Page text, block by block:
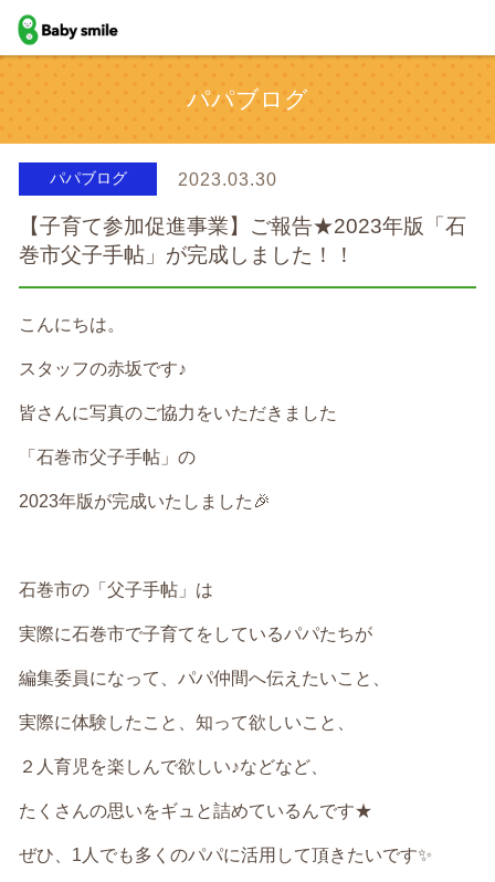
baby smile
パパブログ
パパブログ 2023.03.30
【子育て参加促進事業】ご報告★2023年版「石
巻市父子手帖」が完成しました！！
こんにちは。
スタッフの赤坂です♪
皆さんに写真のご協力をいただきました
「石巻市父子手帖」の
2023年版が完成いたしました🎉
石巻市の「父子手帖」は
実際に石巻市で子育てをしているパパたちが
編集委員になって、パパ仲間へ伝えたいこと、
実際に体験したこと、知って欲しいこと、
２人育児を楽しんで欲しい♪などなど、
たくさんの思いをギュと詰めているんです★
ぜひ、1人でも多くのパパに活用して頂きたいです✨